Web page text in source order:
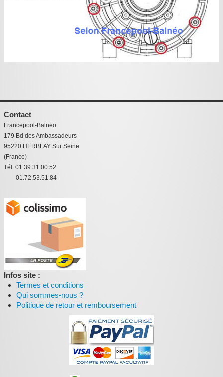
Contact
Francepool-Balneo
179 Bd des Ambassadeurs
95220 HERBLAY Sur Seine
(France)
Tél: 01.39.31.00.52
01.72.53.51.84
Infos site :
Termes et conditions
Qui sommes-nous ?
Politique de retour et remboursement